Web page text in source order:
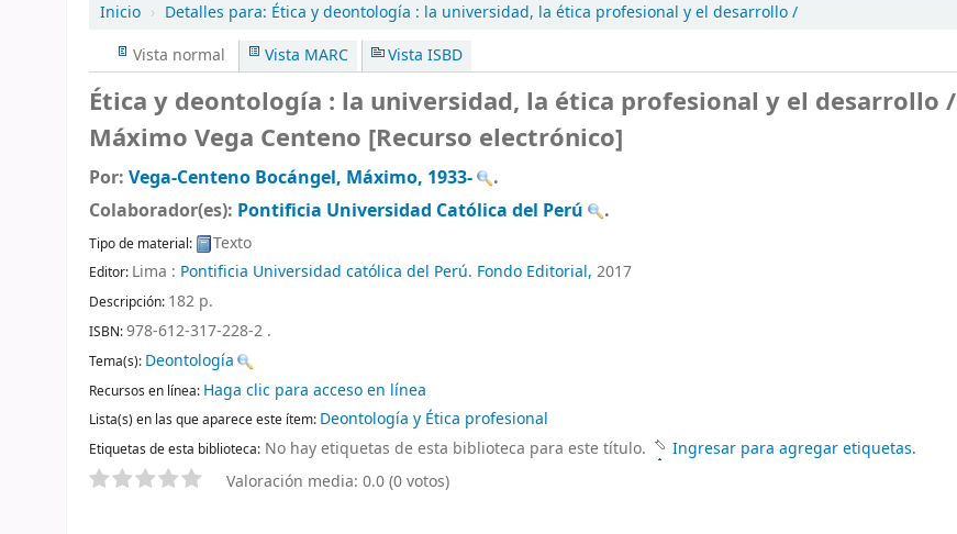
Inicio › Detalles para: Ética y deontología : la universidad, la ética profesional y el desarrollo /
Vista normal
Vista MARC Vista ISBD
Ética y deontología : la universidad, la ética profesional y el desarrollo /
Máximo Vega Centeno [Recurso electrónico]
Por: Vega-Centeno Bocángel, Máximo, 1933-
.
Colaborador(es): Pontificia Universidad Católica del Perú .
Tipo de material: Texto
Editor: Lima : Pontificia Universidad católica del Perú. Fondo Editorial, 2017
Descripción: 182 p.
ISBN:978-612-317-228-2 .
Tema(s): Deontología
Recursos en línea: Haga clic para acceso en línea
Lista(s) en las que aparece este ítem: Deontología y Ética profesional
Etiquetas de esta biblioteca: No hay etiquetas de esta biblioteca para este título.
Ingresar para agregar etiquetas.
Valoración media: 0.0 (0 votos)